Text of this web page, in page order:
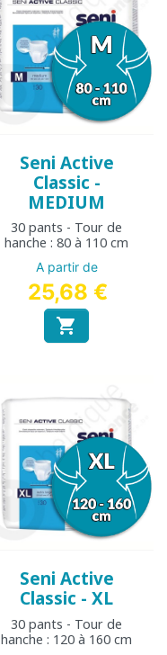
Seni Active
Classic -
MEDIUM
30 pants - Tour de
hanche : 80 à 110 cm
A partir de
25,68 €

Seni Active
Classic - XL
30 pants - Tour de
hanche : 120 à 160 cm